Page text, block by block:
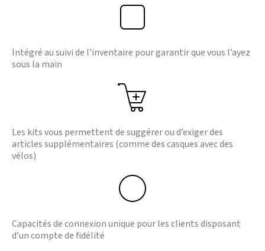
Intégré au suivi de l’inventaire pour garantir que vous l’ayez
sous la main
Les kits vous permettent de suggérer ou d’exiger des
articles supplémentaires (comme des casques avec des
vélos)
Capacités de connexion unique pour les clients disposant
d’un compte de fidélité